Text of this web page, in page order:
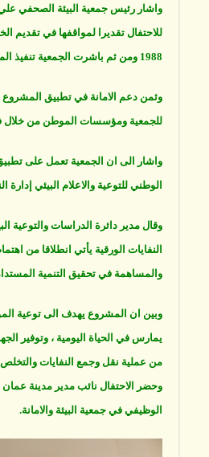
واشار رئيس جمعية البيئة الصحفي
للاحتفال تقديرا لمواقفها في تقديم
1988 ومن ثم باشرت الجمعية تنفيذ المشروع بالتعاون والتنسيق مع مختلف الجهات.
وثمن دعم الامانة في تطبيق المشروع
للجمعية ومؤسسات الموطن من خلال
واشار الى ان الجمعية تعمل على
الوطني للتوعية والاعلام البيئي إدارة
وقال مدير دائرة الدراسات والتوعية
النفايات الورقية يأتي انطلاقا من
والمساهمة في تحقيق التنمية
وبين ان المشروع يهدف الى توعية
يمارس في الحياة اليومية ، وتوفير
من عملية نقل وجمع النفايات والتخلص
وحضر الاحتفال نائب مدير مدينة عمان
الوظيفي في جمعية البيئة والامانة.